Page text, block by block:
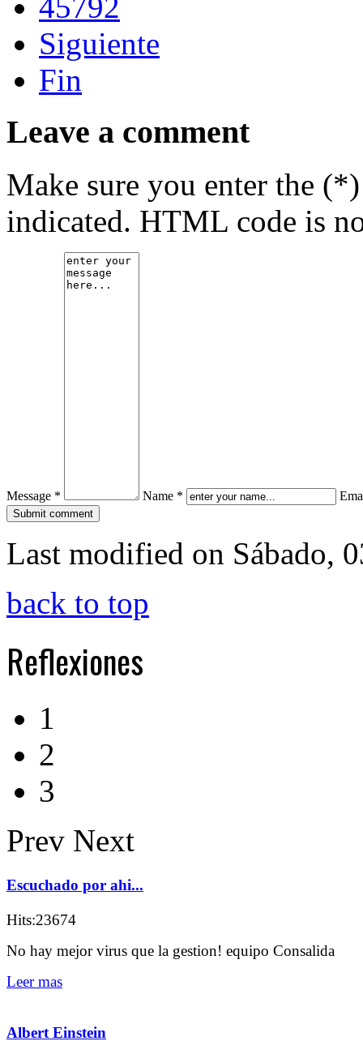
Siguiente
Fin
Leave a comment
Make sure you enter the
indicated. HTML code is
Message * Name *
Last modified on Sábado,
back to top
Reflexiones
1
2
3
Prev Next
Escuchado por ahi...
Hits:23674
No hay mejor virus que la gestion! equipo Consalida
Leer mas
Albert Einstein